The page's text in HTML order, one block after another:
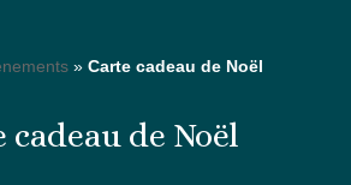
» Carte cadeau de Noël
cadeau de Noël